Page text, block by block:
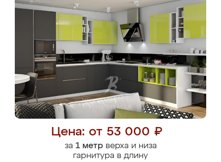
Цена: от 53 000 ₽
за 1 метрверха и низа
гарнитура в длину